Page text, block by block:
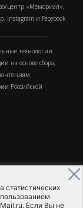
статистических
Если Вы не
центр «Мемориал»,
Instagram и Facebook
технологии
на основе сбора,
Российской